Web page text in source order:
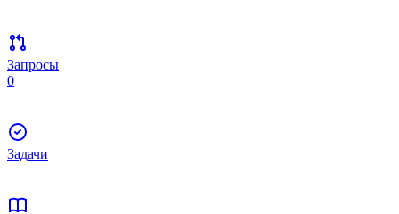
Запросы
0
Задачи